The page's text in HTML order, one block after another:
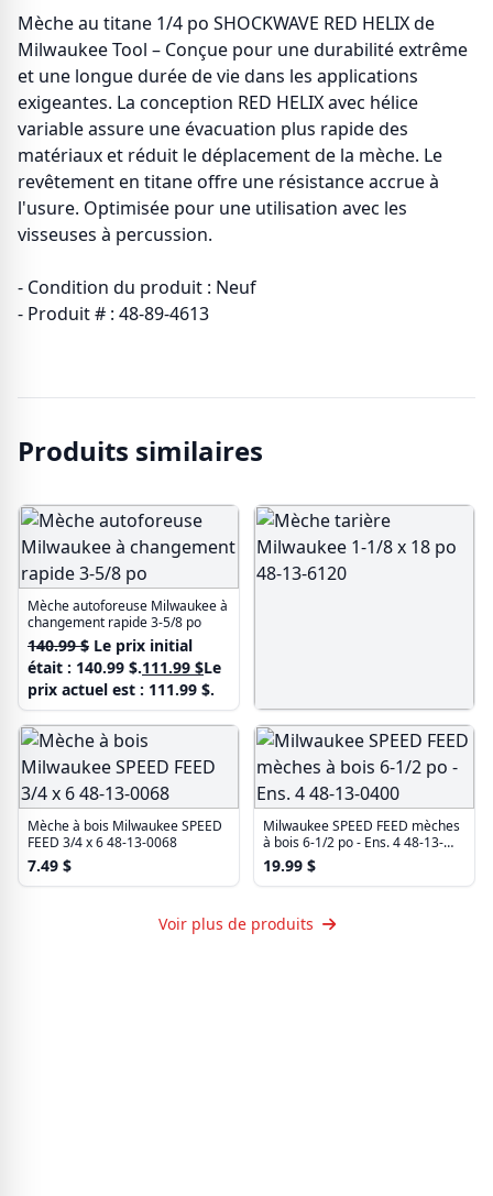
Mèche au titane 1/4 po SHOCKWAVE RED HELIX de
Milwaukee Tool – Conçue pour une durabilité extrême
et une longue durée de vie dans les applications
exigeantes. La conception RED HELIX avec hélice
variable assure une évacuation plus rapide des
matériaux et réduit le déplacement de la mèche. Le
revêtement en titane offre une résistance accrue à
l'usure. Optimisée pour une utilisation avec les
visseuses à percussion.
- Condition du produit : Neuf
- Produit # : 48-89-4613
Produits similaires
Mèche autoforeuse Milwaukee à
changement rapide 3-5/8 po
140.99$ Le prix initial
était : 140.99 $.111.99 $Le
prix actuel est : 111.99 $.
Mèche tarière Milwaukee 1-1/8 x
18 po 48-13-6120
45.99$
Mèche à bois Milwaukee SPEED
FEED 3/4 x 6 48-13-0068
7.49 $
Milwaukee SPEED FEED mèches
à bois 6-1/2 po - Ens. 4 48-13-
0400
19.99 $
Voir plus de produits